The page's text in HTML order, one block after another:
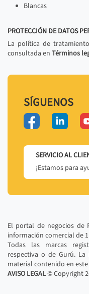
Blancas
PROTECCIÓN DE DATOS
La política de
consultada en Términos
SÍGUENOS
SERVICIO AL
¡Estamos para
El portal de negocios de
información comercial de
Todas las marcas
respectiva o de Gurú.
material contenido en
AVISO LEGAL© Copyright